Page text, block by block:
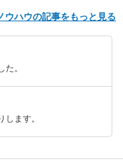
ウハウの記事をもっと見る
。
ます。